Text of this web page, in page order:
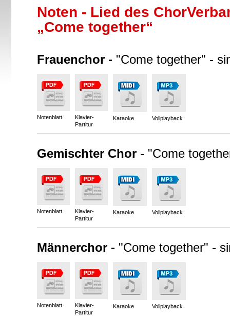
Noten - Lied des
„Come together“
Frauenchor - "Come together" -
Notenblatt
Klavier-
Partitur
Karaoke Vollplayback
Gemischter Chor - "Come
Notenblatt
Klavier-
Partitur
Karaoke Vollplayback
Männerchor - "Come together" -
Notenblatt
Klavier-
Partitur
Karaoke Vollplayback